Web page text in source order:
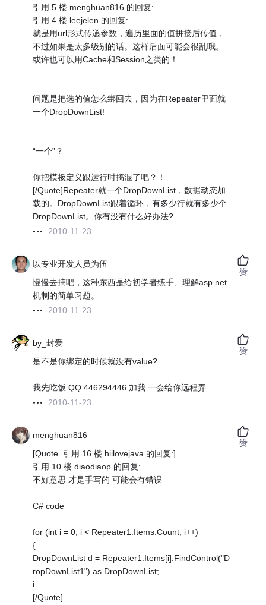
引用 5 楼 menghuan816 的回复:
引用 4 楼 leejelen 的回复:
就是用url形式传递参数，遍历里面的值拼接后传值，
不过如果是太多级别的话。这样后面可能会很乱哦。
或许也可以用Cache和Session之类的！
问题是把选的值怎么绑回去，因为在Repeater里面就
一个DropDownList!
“一个”？
你把模板定义跟运行时搞混了吧？！
[/Quote]Repeater就一个DropDownList，数据动态加
载的。DropDownList跟着循环，有多少行就有多少个
DropDownList。你有没有什么好办法?
2010-11-23
以专业开发人员为伍
慢慢去搞吧，这种东西是给初学者练手、理解asp.net
机制的简单习题。
2010-11-23
赞
by_封爱
是不是你绑定的时候就没有value?
我先吃饭 QQ 446294446 加我 一会给你远程弄
2010-11-23
赞
menghuan816
[Quote=引用 16 楼 hiilovejava 的回复:]
引用 10 楼 diaodiaop 的回复:
不好意思 才是手写的 可能会有错误
C# code
for (int i = 0; i < Repeater1.Items.Count; i++)
{
DropDownList d = Repeater1.Items[i].FindControl("D
ropDownList1") as DropDownList;
i…………
[/Quote]
赞